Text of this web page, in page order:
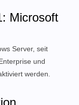
Microsoft
Server, seit
und
werden.